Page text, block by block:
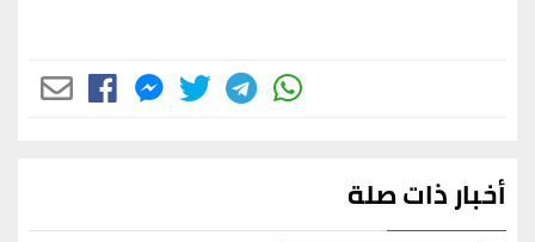
أخبار ذات صلة